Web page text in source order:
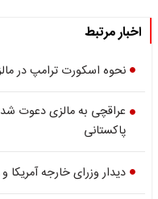
اخبار مرتبط
نحوه اسکورت ترامپ در
عراقچی به مالزی دعوت
پاکستانی
دیدار وزرای خارجه آمریکا